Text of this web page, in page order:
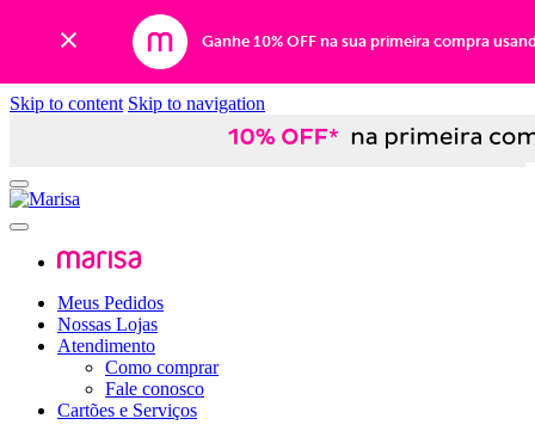
Ganhe 10% OFF na sua primeira compra
Skip to content Skip to navigation
Meus Pedidos
Nossas Lojas
Atendimento
Como comprar
Fale conosco
Cartões e Serviços